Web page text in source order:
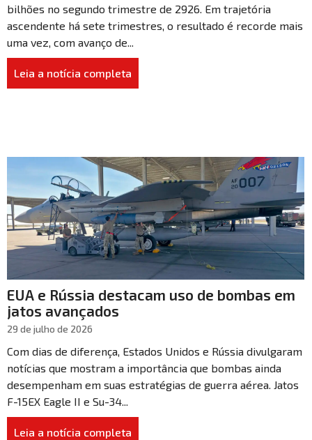
bilhões no segundo trimestre de 2926. Em trajetória
ascendente há sete trimestres, o resultado é recorde mais
uma vez, com avanço de...
Leia a notícia completa
EUA e Rússia destacam uso de bombas em
jatos avançados
29 de julho de 2026
Com dias de diferença, Estados Unidos e Rússia divulgaram
notícias que mostram a importância que bombas ainda
desempenham em suas estratégias de guerra aérea. Jatos
F-15EX Eagle II e Su-34...
Leia a notícia completa